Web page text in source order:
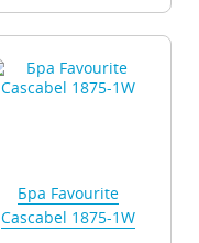
Бра Favourite
Cascabel 1875-1W